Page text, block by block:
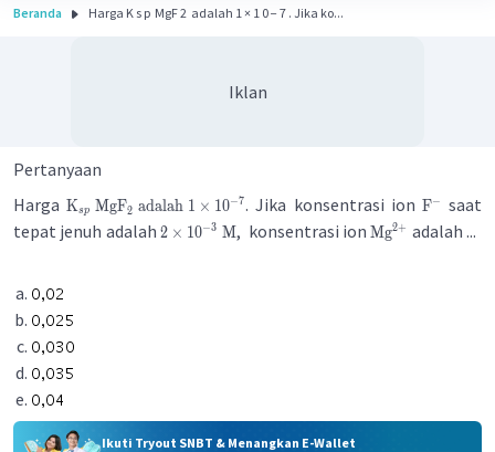
Beranda Harga K s p ​ MgF 2 ​ adalah 1 × 1 0 − 7 . Jika ko...
Iklan
Pertanyaan
HargaKsp MgF2 adalah 1 × 10−7. Jika konsentrasi ion F−
saat
tepat jenuh adalah 2 × 10−3 M, konsentrasi ionMg2+ adalah ...
Ikuti Tryout SNBT & Menangkan E-Wallet